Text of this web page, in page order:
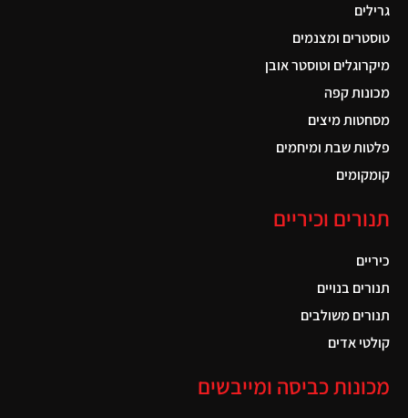
גרילים
טוסטרים ומצנמים
מיקרוגלים וטוסטר אובן
מכונות קפה
מסחטות מיצים
פלטות שבת ומיחמים
קומקומים
תנורים וכיריים
כיריים
תנורים בנויים
תנורים משולבים
קולטי אדים
מכונות כביסה ומייבשים